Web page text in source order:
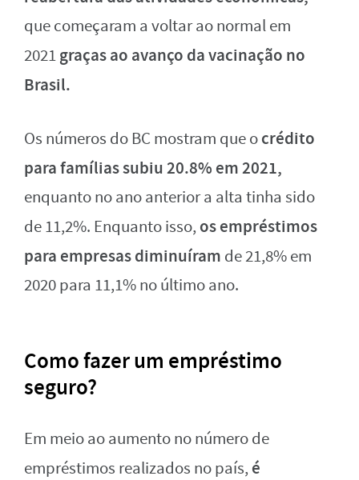
que começaram a voltar ao normal em
2021graças ao avanço da vacinação no
Brasil.
Os números do BC mostram que ocrédito
para famílias subiu 20.8% em 2021,
enquanto no ano anterior a alta tinha sido
de 11,2%. Enquanto isso, os empréstimos
para empresas diminuíram de 21,8% em
2020 para 11,1% no último ano.
Como fazer um empréstimo
seguro?
Em meio ao aumento no número de
empréstimos realizados no país, é